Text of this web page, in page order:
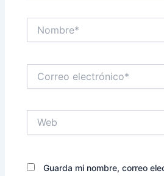
electrónico*
Guarda mi nombre, correo